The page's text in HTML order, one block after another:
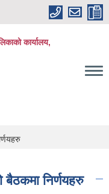
कार्यालय,
निर्णयहरु